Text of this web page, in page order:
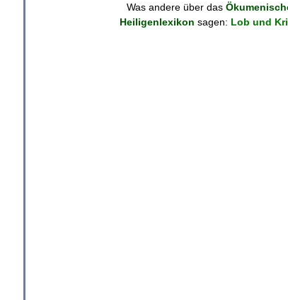
Was andere über das
Heiligenlexikon sagen: Lob und